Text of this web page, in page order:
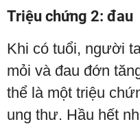
Triệu chứng 2: đau
Khi có tuổi, người
mỏi và đau đớn
thể là một triệu
ung thư. Hầu hết